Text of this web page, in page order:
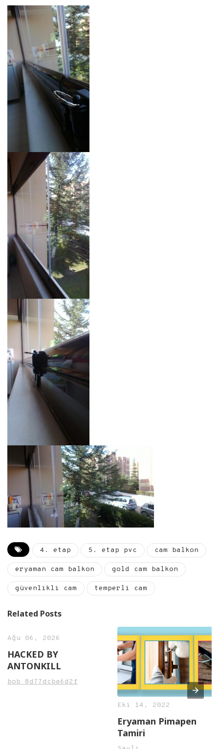
4. etap 5. etap pvc cam balkon
eryaman cam balkon gold cam balkon
güvenlikli cam temperli cam
Related Posts
Ağu 06, 2026
HACKED BY
ANTONKILL
bob_8d77dcba6d2f
Eki 14, 2022
Eryaman Pimapen
Tamiri